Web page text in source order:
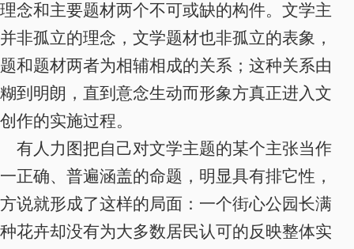
念和主要题材两个不可或缺的构件。文学主
非孤立的理念，文学题材也非孤立的表象，
和题材两者为相辅相成的关系；这种关系由
到明朗，直到意念生动而形象方真正进入文
作的实施过程。
力图把自己对文学主题的某个主张当作
正确、普遍涵盖的命题，明显具有排它性，
说就形成了这样的局面：一个街心公园长满
花卉却没有为大多数居民认可的反映整体实